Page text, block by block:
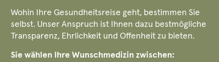
Wohin Ihre Gesundheitsreise geht, bestimmen Sie
selbst. Unser Anspruch ist Ihnen dazu bestmögliche
Transparenz, Ehrlichkeit und Offenheit zu bieten.
Sie wählen Ihre Wunschmedizin zwischen: